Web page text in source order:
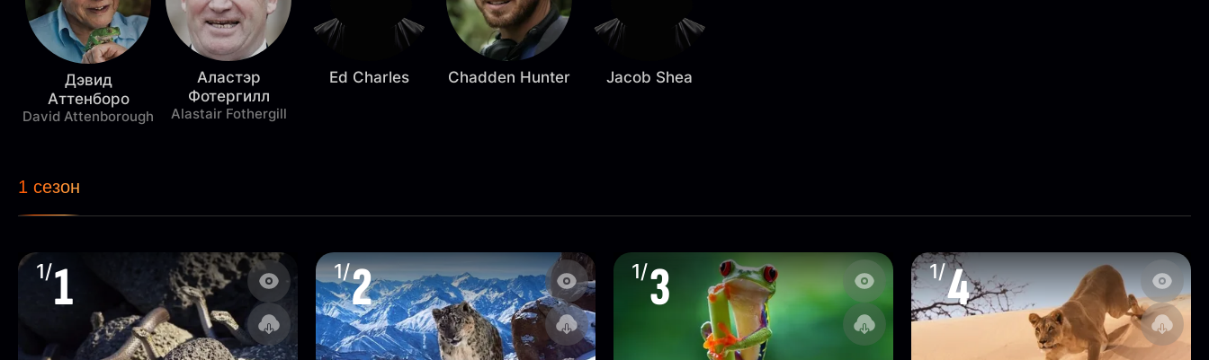
Дэвид
Аттенборо
David Attenborough
Аластэр
Фотергилл
Alastair Fothergill
Ed Charles Chadden Hunter Jacob Shea
1 сезон
1/1 1/2 1/3 1/4